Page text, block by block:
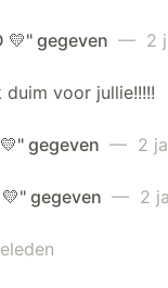
💛" gegeven — 2
duim voor jullie!!!!!
gegeven — 2
gegeven — 2